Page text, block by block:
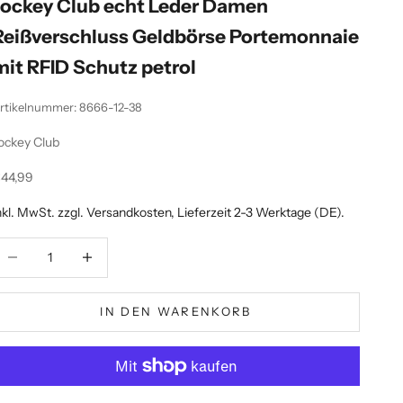
Club echt Leder Damen
Geldbörse Portemonnaie
RFID Schutz petrol
8666-12-38
Club
MwSt. zzgl.Versandkosten, Lieferzeit 2-3 Werktage (DE).
IN DEN WARENKORB